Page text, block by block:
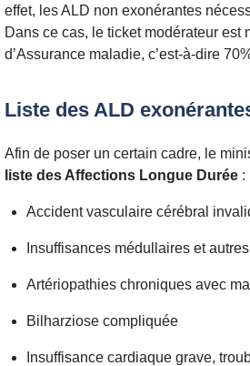
effet, les ALD non exonérantes
Dans ce cas, le ticket modérateur
d’Assurance maladie, c’est-à-dire
Liste des ALD
Afin de poser un certain cadre, le
liste des Affections Longue Durée:
Accident vasculaire cérébral
Insuffisances médullaires et
Artériopathies chroniques avec
Bilharziose compliquée
Insuffisance cardiaque grave,